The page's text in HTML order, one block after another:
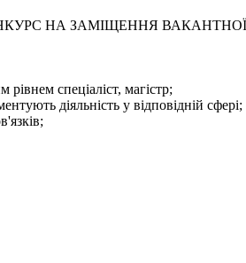
НА ЗАМІЩЕННЯ
спеціаліст, магістр;
діяльність у відповідній сфері;